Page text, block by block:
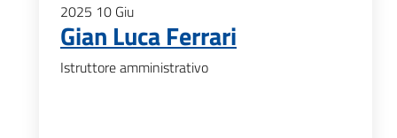
2025 10 Giu
Gian Luca Ferrari
Istruttore amministrativo